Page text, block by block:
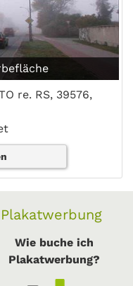
re. RS, 39576,
Wie buche ich
Plakatwerbung?